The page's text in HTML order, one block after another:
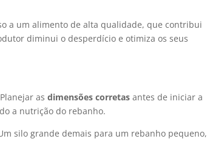
a um alimento de alta qualidade, que contribui
diminui o desperdício e otimiza os seus
asdimensões corretas antes de iniciar a
a nutrição do rebanho.
silo grande demais para um rebanho pequeno,